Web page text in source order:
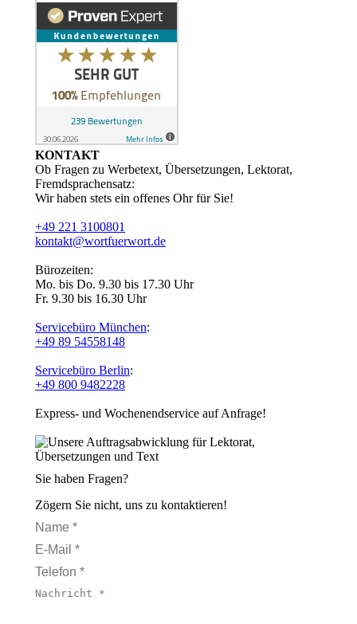
KONTAKT
Ob Fragen zu Werbetext, Übersetzungen, Lektorat,
Fremdsprachensatz:
Wir haben stets ein offenes Ohr für Sie!
+49 221 3100801
kontakt@wortfuerwort.de
Bürozeiten:
Mo. bis Do. 9.30 bis 17.30 Uhr
Fr. 9.30 bis 16.30 Uhr
Servicebüro München:
+49 89 54558148
Servicebüro Berlin:
+49 800 9482228
Express- und Wochenendservice auf Anfrage!
Sie haben Fragen?
Zögern Sie nicht, uns zu kontaktieren!
Name *
E-Mail *
Telefon *
Nachricht *